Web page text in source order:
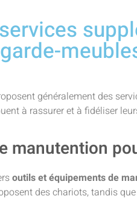
généralement des
à rassurer et à fidéliser
manutention
outils et équipements de
des chariots, tandis